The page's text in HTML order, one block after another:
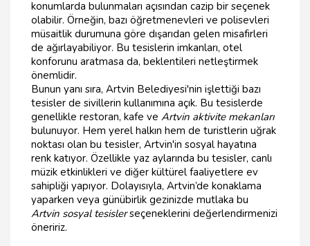
konumlarda bulunmaları açısından cazip bir seçenek
olabilir. Örneğin, bazı öğretmenevleri ve polisevleri
müsaitlik durumuna göre dışarıdan gelen misafirleri
de ağırlayabiliyor. Bu tesislerin imkanları, otel
konforunu aratmasa da, beklentileri netleştirmek
önemlidir.
Bunun yanı sıra, Artvin Belediyesi'nin işlettiği bazı
tesisler de sivillerin kullanımına açık. Bu tesislerde
genellikle restoran, kafe ve Artvin aktivite mekanları
bulunuyor. Hem yerel halkın hem de turistlerin uğrak
noktası olan bu tesisler, Artvin'in sosyal hayatına
renk katıyor. Özellikle yaz aylarında bu tesisler, canlı
müzik etkinlikleri ve diğer kültürel faaliyetlere ev
sahipliği yapıyor. Dolayısıyla, Artvin’de konaklama
yaparken veya günübirlik gezinizde mutlaka bu
Artvin sosyal tesislerseçeneklerini değerlendirmenizi
öneririz.